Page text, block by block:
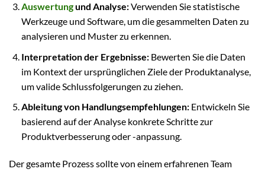
Auswertungund Analyse:Verwenden Sie statistische
Werkzeuge und Software, um die gesammelten Daten zu
analysieren und Muster zu erkennen.
Interpretation der Ergebnisse: Bewerten Sie die Daten
im Kontext der ursprünglichen Ziele der Produktanalyse,
um valide Schlussfolgerungen zu ziehen.
Ableitung von Handlungsempfehlungen: Entwickeln Sie
basierend auf der Analyse konkrete Schritte zur
Produktverbesserung oder -anpassung.
Der gesamte Prozess sollte von einem erfahrenen Team